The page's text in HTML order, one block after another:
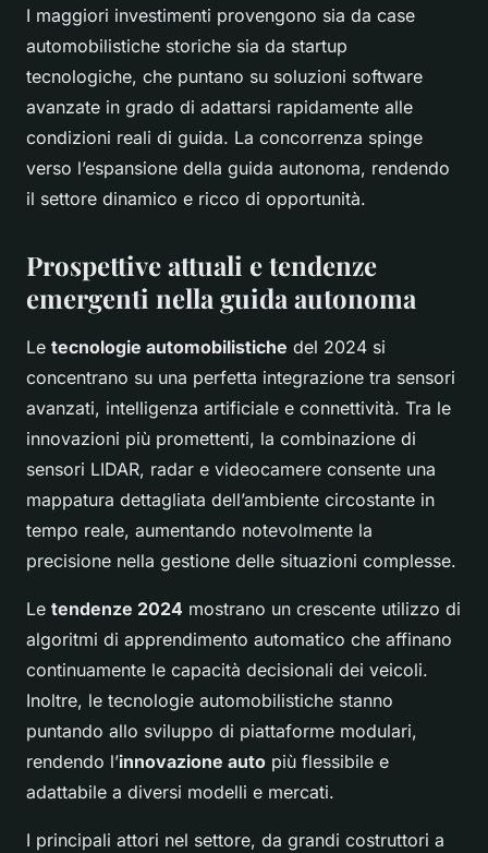
I maggiori investimenti provengono sia da case
automobilistiche storiche sia da startup
tecnologiche, che puntano su soluzioni software
avanzate in grado di adattarsi rapidamente alle
condizioni reali di guida. La concorrenza spinge
verso l’espansione della guida autonoma, rendendo
il settore dinamico e ricco di opportunità.
Prospettive attuali e tendenze
emergenti nella guida autonoma
Le tecnologie automobilistiche del 2024 si
concentrano su una perfetta integrazione tra sensori
avanzati, intelligenza artificiale e connettività. Tra le
innovazioni più promettenti, la combinazione di
sensori LIDAR, radar e videocamere consente una
mappatura dettagliata dell’ambiente circostante in
tempo reale, aumentando notevolmente la
precisione nella gestione delle situazioni complesse.
Le tendenze 2024 mostrano un crescente utilizzo di
algoritmi di apprendimento automatico che affinano
continuamente le capacità decisionali dei veicoli.
Inoltre, le tecnologie automobilistiche stanno
puntando allo sviluppo di piattaforme modulari,
rendendo l’innovazione auto più flessibile e
adattabile a diversi modelli e mercati.
I principali attori nel settore, da grandi costruttori a